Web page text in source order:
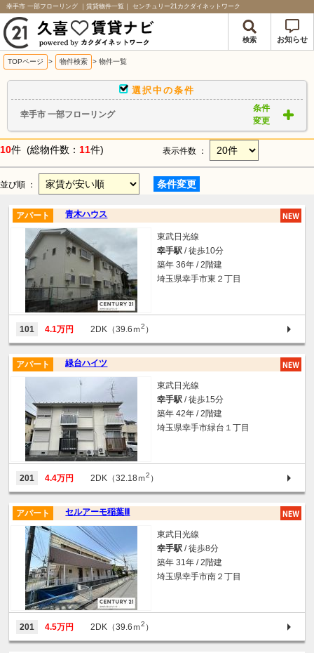
幸手市 一部フローリング ｜賃貸物件一覧｜ センチュリー21カクダイネットワーク
検索 お知らせ
TOPページ > 物件検索 > 物件一覧
選択中の条件
幸手市 一部フローリング
条件
変更
10件 (総物件数： 11件) 表示件数 ：
並び順 ： 条件変更
青木ハウス
アパート
東武日光線
幸手駅 / 徒歩10分
築年 36年 / 2階建
埼玉県幸手市東２丁目
101 4.1万円 2DK（39.6ｍ2 ）
緑台ハイツ
アパート
東武日光線
幸手駅 / 徒歩15分
築年 42年 / 2階建
埼玉県幸手市緑台１丁目
201 4.4万円 2DK（32.18ｍ2 ）
セルアーモ稲葉Ⅲ
アパート
東武日光線
幸手駅 / 徒歩8分
築年 31年 / 2階建
埼玉県幸手市南２丁目
201 4.5万円 2DK（39.6ｍ2 ）